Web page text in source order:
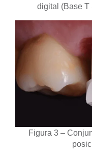
digital (Base T
Figura 3 –